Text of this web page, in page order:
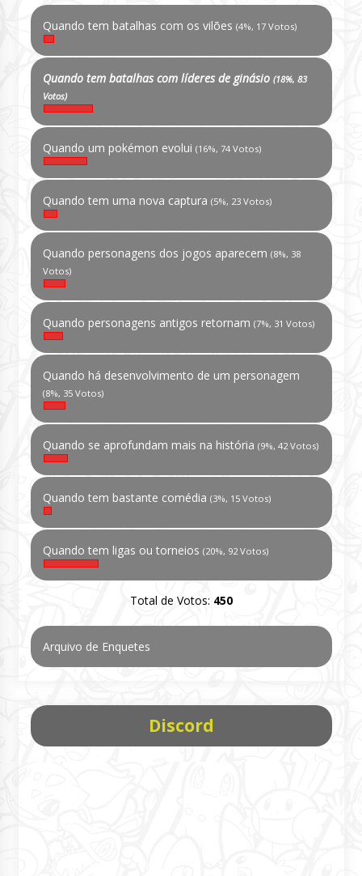
Quando tem batalhas com os vilões (4%, 17 Votos)
Quando tem batalhas com líderes de ginásio (18%, 83
Votos)
Quando um pokémon evolui (16%, 74 Votos)
Quando tem uma nova captura (5%, 23 Votos)
Quando personagens dos jogos aparecem (8%, 38
Votos)
Quando personagens antigos retornam (7%, 31 Votos)
Quando há desenvolvimento de um personagem
(8%, 35 Votos)
Quando se aprofundam mais na história (9%, 42 Votos)
Quando tem bastante comédia (3%, 15 Votos)
Quando tem ligas ou torneios (20%, 92 Votos)
Total de Votos: 450
Arquivo de Enquetes
Discord